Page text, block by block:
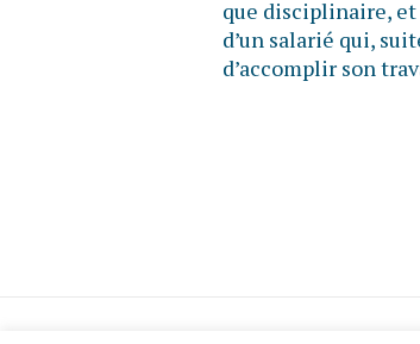
que disciplinaire, et
d’un salarié qui,
d’accomplir son